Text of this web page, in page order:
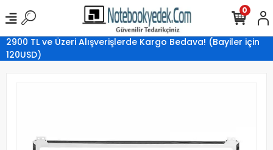
2900 TL ve Üzeri Alışverişlerde Kargo Bedava! (Bayiler için
120USD)
0